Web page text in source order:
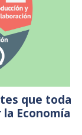
que toda
Economía